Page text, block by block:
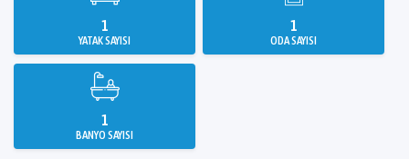
1
YATAK SAYISI
1
ODA SAYISI
1
BANYO SAYISI